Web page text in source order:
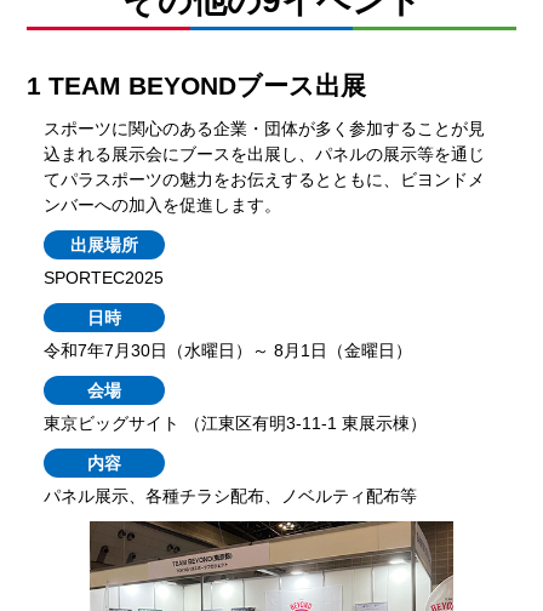
1 TEAM BEYONDブース出展
スポーツに関心のある企業・団体が多く参加することが見
込まれる展示会にブースを出展し、パネルの展示等を通じ
てパラスポーツの魅力をお伝えするとともに、ビヨンドメ
ンバーへの加入を促進します。
出展場所
SPORTEC2025
日時
令和7年7月30日（水曜日）～ 8月1日（金曜日）
会場
東京ビッグサイト （江東区有明3-11-1 東展示棟）
内容
パネル展示、各種チラシ配布、ノベルティ配布等